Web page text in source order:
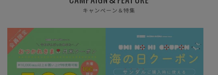
キャンペーン＆特集